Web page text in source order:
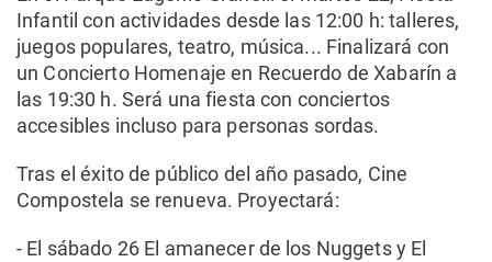
Infantil con actividades desde las 12:00 h: talleres,
juegos populares, teatro, música... Finalizará con
un Concierto Homenaje en Recuerdo de Xabarín a
las 19:30 h. Será una fiesta con conciertos
accesibles incluso para personas sordas.
Tras el éxito de público del año pasado, Cine
Compostela se renueva. Proyectará:
- El sábado 26 El amanecer de los Nuggets y El